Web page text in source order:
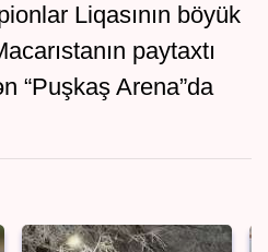
Liqasının böyük
paytaxtı
“Puşkaş Arena”da